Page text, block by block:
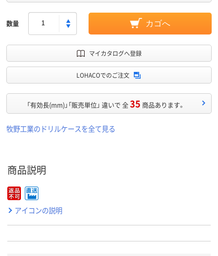
数量 カゴへ
マイカタログへ登録
LOHACOでのご注文
「有効長(mm)」「販売単位」 違いで 全35 商品あります。
牧野工業のドリルケースを全て見る
商品説明
アイコンの説明